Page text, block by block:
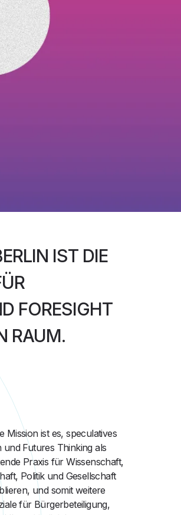
IST DIE
FORESIGHT
RAUM.
Mission ist es, speculatives
und Futures Thinking als
Praxis für Wissenschaft,
Politik und Gesellschaft
und somit weitere
für Bürgerbeteiligung,